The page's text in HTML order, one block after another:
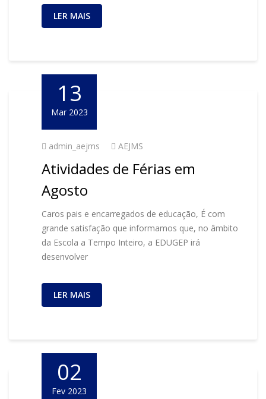
LER MAIS
13
Mar 2023
admin_aejms AEJMS
Atividades de Férias em
Agosto
Caros pais e encarregados de educação, É com
grande satisfação que informamos que, no âmbito
da Escola a Tempo Inteiro, a EDUGEP irá
desenvolver
LER MAIS
02
Fev 2023